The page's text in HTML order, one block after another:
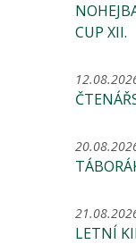
CUP XII.
LETNÍ